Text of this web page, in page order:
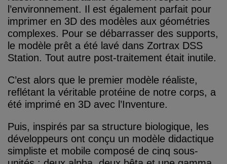
l’environnement. Il est également parfait pour
imprimer en 3D des modèles aux géométries
complexes. Pour se débarrasser des supports,
le modèle prêt a été lavé dans Zortrax DSS
Station. Tout autre post-traitement était inutile.
C’est alors que le premier modèle réaliste,
reflétant la véritable protéine de notre corps, a
été imprimé en 3D avec l’Inventure.
Puis, inspirés par sa structure biologique, les
développeurs ont conçu un modèle didactique
simpliste et mobile composé de cinq sous-